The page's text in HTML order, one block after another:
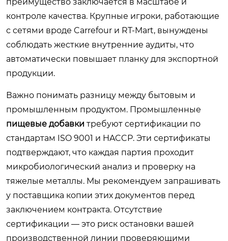
контроле качества. Крупные игроки, работающие
с сетями вроде Carrefour и RT-Mart, вынуждены
соблюдать жесткие внутренние аудиты, что
автоматически повышает планку для экспортной
продукции.
Важно понимать разницу между бытовым и
промышленным продуктом. Промышленные
пищевые добавки требуют сертификации по
стандартам ISO 9001 и HACCP. Эти сертификаты
подтверждают, что каждая партия проходит
микробиологический анализ и проверку на
тяжелые металлы. Мы рекомендуем запрашивать
у поставщика копии этих документов перед
заключением контракта. Отсутствие
сертификации — это риск остановки вашей
производственной линии проверяющими